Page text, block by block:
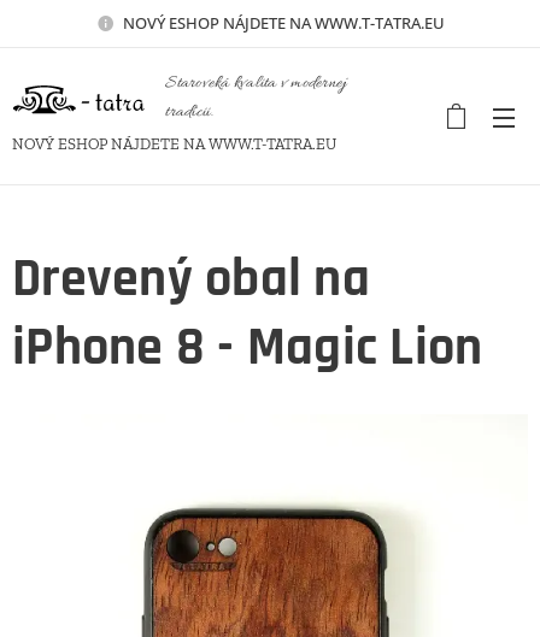
NOVÝESHOP NÁJDETE NA WWW.T-TATRA.EU
Staroveká kvalita v modernej
tradícii.
NOVÝ ESHOP NÁJDETE NA WWW.T-TATRA.EU
Drevený obal na
iPhone 8 - Magic Lion